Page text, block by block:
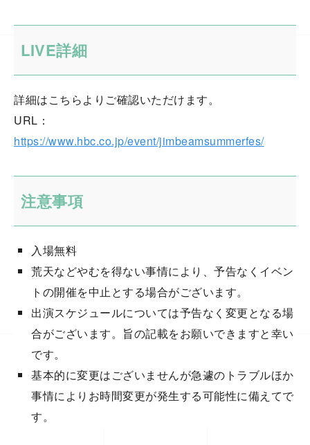
LIVE詳細
詳細はこちらよりご確認いただけます。
URL：
https://www.hbc.co.jp/event/jimbeamsummerfes/
注意事項
入場無料
荒天などやむを得ない事情により、予告なくイベン
トの開催を中止とする場合がございます。
出演スケジュールについては予告なく変更となる場
合がございます。旨の記載をお願いできますと幸い
です。
基本的に変更はございませんが急遽のトラブルほか
事情によりお時間変更が発生する可能性に備えてで
す。